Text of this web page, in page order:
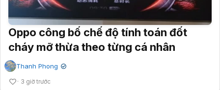
Oppo công bố chế độ tính toán đốt
cháy mỡ thừa theo từng cá nhân
Thanh Phong ✔
3 giờ trước